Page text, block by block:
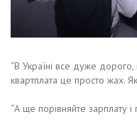
“В Україні все дуже дорого,
квартплата це просто жах.
“А ще порівняйте зарплату і